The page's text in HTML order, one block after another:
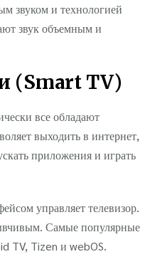
звуком и технологией
звук объемным и
(Smart TV)
все обладают
выходить в интернет,
приложения и играть
управляет телевизор.
Самые популярные
TV, Tizen и webOS.